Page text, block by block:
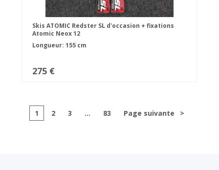
Skis ATOMIC Redster SL d'occasion + fixations
Atomic Neox 12
Longueur: 155 cm
275 €
1 2 3 ... 83 Page suivante >